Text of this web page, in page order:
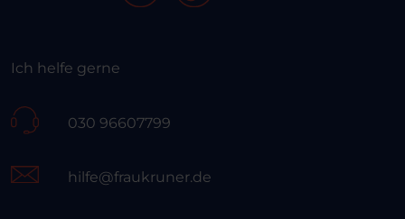
Ich helfe gerne
030 96607799
hilfe@fraukruner.de